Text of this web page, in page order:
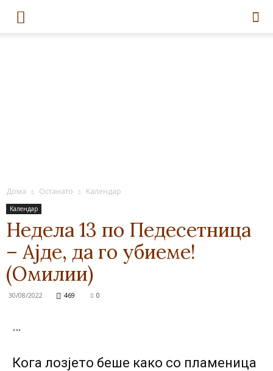
Дома Останато Kалендар
Kалендар
Недела 13 по Педесетница
– Ајде, да го убиеме!
(Омилии)
30/08/2022 469 0
…
Кога лозјето беше како co пламеница